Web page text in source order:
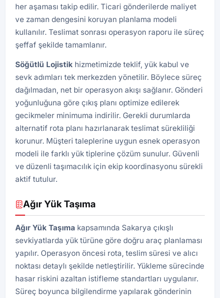
her aşaması takip edilir. Ticari gönderilerde maliyet
ve zaman dengesini koruyan planlama modeli
kullanılır. Teslimat sonrası operasyon raporu ile süreç
şeffaf şekilde tamamlanır.
Söğütlü Lojistik hizmetimizde teklif, yük kabul ve
sevk adımları tek merkezden yönetilir. Böylece süreç
dağılmadan, net bir operasyon akışı sağlanır. Gönderi
yoğunluğuna göre çıkış planı optimize edilerek
gecikmeler minimuma indirilir. Gerekli durumlarda
alternatif rota planı hazırlanarak teslimat sürekliliği
korunur. Müşteri taleplerine uygun esnek operasyon
modeli ile farklı yük tiplerine çözüm sunulur. Güvenli
ve düzenli taşımacılık için ekip koordinasyonu sürekli
aktif tutulur.
Ağır Yük Taşıma
Ağır Yük Taşıma kapsamında Sakarya çıkışlı
sevkiyatlarda yük türüne göre doğru araç planlaması
yapılır. Operasyon öncesi rota, teslim süresi ve alıcı
noktası detaylı şekilde netleştirilir. Yükleme sürecinde
hasar riskini azaltan istifleme standartları uygulanır.
Süreç boyunca bilgilendirme yapılarak gönderinin